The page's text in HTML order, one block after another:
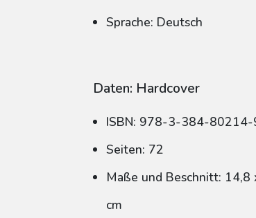
Sprache: Deutsch
Daten: Hardcover
ISBN: 978-3-384-80214-
Seiten: 72
Maße und Beschnitt: 14,8
cm